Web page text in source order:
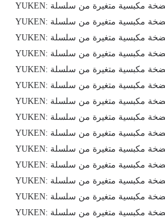
YUKEN: مضخة مكبسية متغيرة من سلسلة A16-F-R-01-B-S-K-32
YUKEN: مضخة مكبسية متغيرة من سلسلة A16-F-R-01-H-S-K-32
YUKEN: مضخة مكبسية متغيرة من سلسلة A16-L-R-01-C-S-K-32
YUKEN: مضخة مكبسية متغيرة من سلسلة A16-L-R-01-B-S-K-32
YUKEN: مضخة مكبسية متغيرة من سلسلة A16-L-R-01-H-S-K-32
YUKEN: مضخة مكبسية متغيرة من سلسلة A22-F-R-01-C-K-32
YUKEN: مضخة مكبسية متغيرة من سلسلة A22-F-R-01-B-K-32
YUKEN: مضخة مكبسية متغيرة من سلسلة A22-F-R-01-H-K-32
YUKEN: مضخة مكبسية متغيرة من سلسلة A22-L-R-01-C-K-32
YUKEN: مضخة مكبسية متغيرة من سلسلة A22-L-R-01-B-K-32
YUKEN: مضخة مكبسية متغيرة من سلسلة A22-F-R-01-C-S-K-32
YUKEN: مضخة مكبسية متغيرة من سلسلة A22-F-R-01-B-S-K-32
YUKEN: مضخة مكبسية متغيرة من سلسلة A22-L-R-01-C-S-K-32
YUKEN: مضخة مكبسية متغيرة من سلسلة A22-L-R-01-B-S-K-32